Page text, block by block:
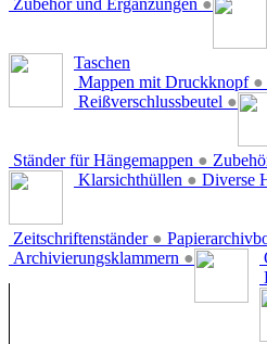
Zubehör und Ergänzungen ●
Taschen
Mappen mit Druckknopf ●
Reißverschlussbeutel ●
Ständer für Hängemappen ●
Klarsichthüllen ● Diverse
Zeitschriftenständer ●
Archivierungsklammern ●